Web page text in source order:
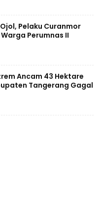
Pelaku Curanmor
Perumnas II
Ancam 43 Hektare
Tangerang Gagal